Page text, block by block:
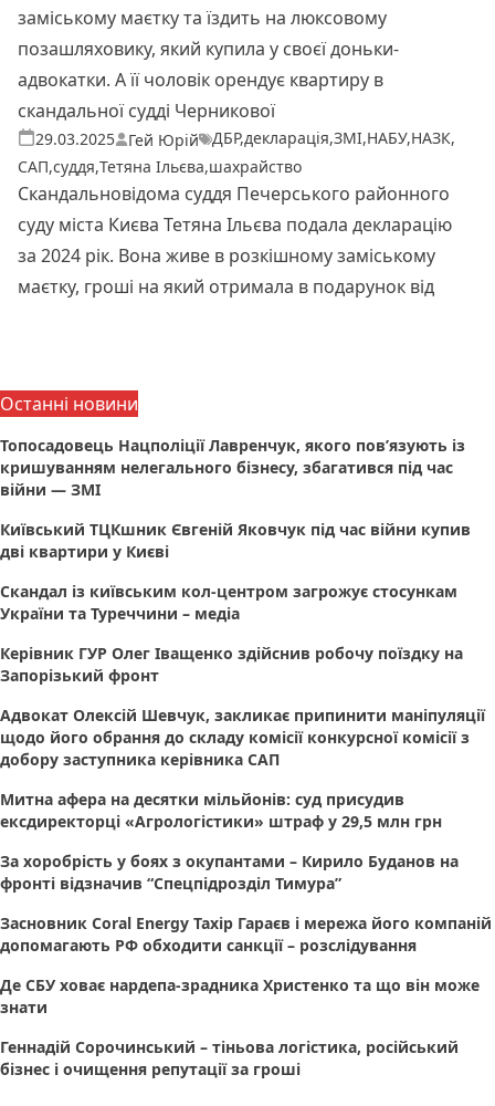
заміському маєтку та їздить на люксовому
позашляховику, який купила у своєї доньки-
адвокатки. А її чоловік орендує квартиру в
скандальної судді Черникової
29.03.2025Опубліковано
Гей Юрій
Теги: ДБР,декларація,ЗМІ,НАБУ,НАЗК,
САП,суддя,Тетяна Ільєва,шахрайство
Скандальновідома суддя Печерського районного
суду міста Києва Тетяна Ільєва подала декларацію
за 2024 рік. Вона живе в розкішному заміському
маєтку, гроші на який отримала в подарунок від
Останні новини
Топосадовець Нацполіції Лавренчук, якого пов’язують із
кришуванням нелегального бізнесу, збагатився під час
війни — ЗМІ
Київський ТЦКшник Євгеній Яковчук під час війни купив
дві квартири у Києві
Скандал із київським кол-центром загрожує стосункам
України та Туреччини – медіа
Керівник ГУР Олег Іващенко здійснив робочу поїздку на
Запорізький фронт
Адвокат Олексій Шевчук, закликає припинити маніпуляції
щодо його обрання до складу комісії конкурсної комісії з
добору заступника керівника САП
Митна афера на десятки мільйонів: суд присудив
ексдиректорці «Агрологістики» штраф у 29,5 млн грн
За хоробрість у боях з окупантами – Кирило Буданов на
фронті відзначив “Спецпідрозділ Тимура”
Засновник Coral Energy Тахір Гараєв і мережа його компаній
допомагають РФ обходити санкції – розслідування
Де СБУ ховає нардепа-зрадника Христенко та що він може
знати
Геннадій Сорочинський – тіньова логістика, російський
бізнес і очищення репутації за гроші